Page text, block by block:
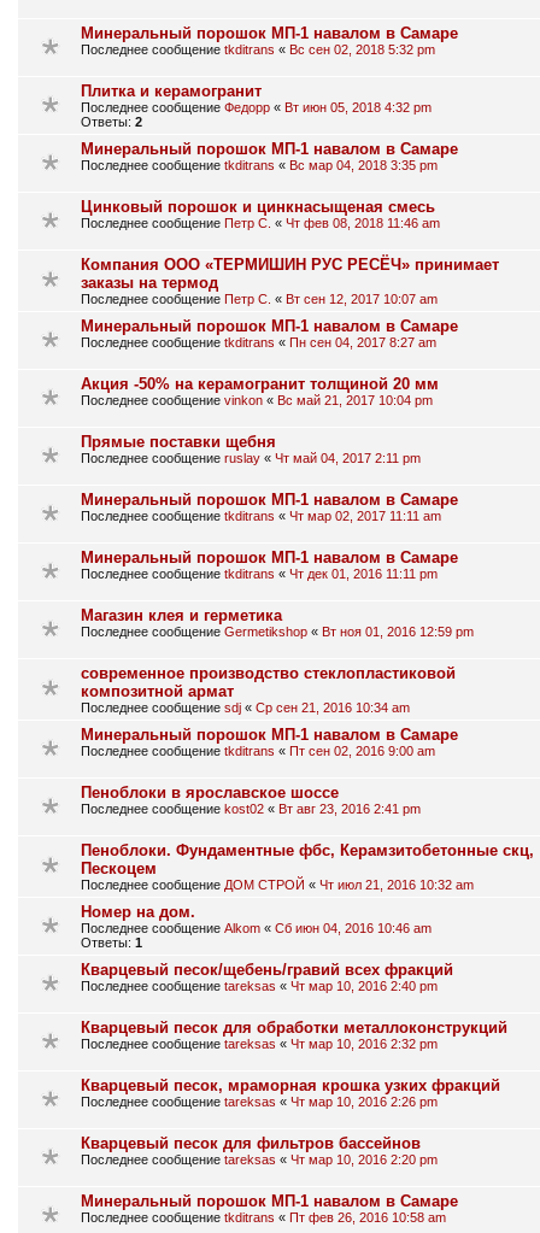
Минеральный порошок МП-1 навалом в Самаре
Последнее сообщение tkditrans « Вс сен 02, 2018 5:32 pm
Плитка и керамогранит
Последнее сообщение Федорр « Вт июн 05, 2018 4:32 pm
Ответы: 2
Минеральный порошок МП-1 навалом в Самаре
Последнее сообщение tkditrans « Вс мар 04, 2018 3:35 pm
Цинковый порошок и цинкнасыщеная смесь
Последнее сообщение Петр С. « Чт фев 08, 2018 11:46 am
Компания ООО «ТЕРМИШИН РУС РЕСЁЧ» принимает
заказы на термод
Последнее сообщение Петр С. « Вт сен 12, 2017 10:07 am
Минеральный порошок МП-1 навалом в Самаре
Последнее сообщение tkditrans « Пн сен 04, 2017 8:27 am
Акция -50% на керамогранит толщиной 20 мм
Последнее сообщение vinkon « Вс май 21, 2017 10:04 pm
Прямые поставки щебня
Последнее сообщение ruslay « Чт май 04, 2017 2:11 pm
Минеральный порошок МП-1 навалом в Самаре
Последнее сообщение tkditrans « Чт мар 02, 2017 11:11 am
Минеральный порошок МП-1 навалом в Самаре
Последнее сообщение tkditrans « Чт дек 01, 2016 11:11 pm
Магазин клея и герметика
Последнее сообщение Germetikshop « Вт ноя 01, 2016 12:59 pm
современное производство стеклопластиковой
композитной армат
Последнее сообщение sdj « Ср сен 21, 2016 10:34 am
Минеральный порошок МП-1 навалом в Самаре
Последнее сообщение tkditrans « Пт сен 02, 2016 9:00 am
Пеноблоки в ярославское шоссе
Последнее сообщение kost02 « Вт авг 23, 2016 2:41 pm
Пеноблоки. Фундаментные фбс, Керамзитобетонные скц,
Пескоцем
Последнее сообщение ДОМ СТРОЙ « Чт июл 21, 2016 10:32 am
Номер на дом.
Последнее сообщение Alkom « Сб июн 04, 2016 10:46 am
Ответы: 1
Кварцевый песок/щебень/гравий всех фракций
Последнее сообщение tareksas « Чт мар 10, 2016 2:40 pm
Кварцевый песок для обработки металлоконструкций
Последнее сообщение tareksas « Чт мар 10, 2016 2:32 pm
Кварцевый песок, мраморная крошка узких фракций
Последнее сообщение tareksas « Чт мар 10, 2016 2:26 pm
Кварцевый песок для фильтров бассейнов
Последнее сообщение tareksas « Чт мар 10, 2016 2:20 pm
Минеральный порошок МП-1 навалом в Самаре
Последнее сообщение tkditrans « Пт фев 26, 2016 10:58 am